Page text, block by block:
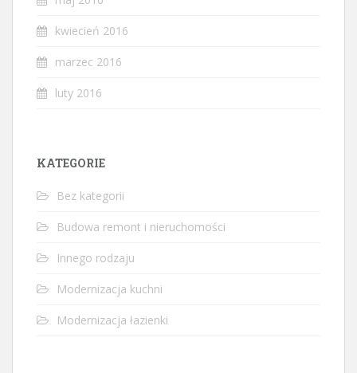
kwiecień 2016
marzec 2016
luty 2016
KATEGORIE
Bez kategorii
Budowa remont i nieruchomości
Innego rodzaju
Modernizacja kuchni
Modernizacja łazienki